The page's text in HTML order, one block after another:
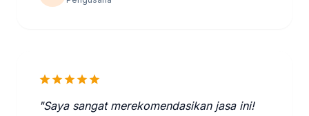
starstarstarstarstar
"Saya sangat merekomendasikan jasa ini!